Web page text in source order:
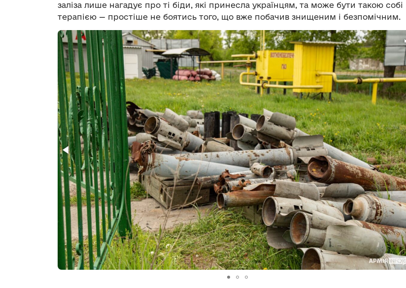
заліза лише нагадує про ті біди, які принесла українцям, та може бути такою собі
терапією — простіше не боятись того, що вже побачив знищеним і безпомічним.